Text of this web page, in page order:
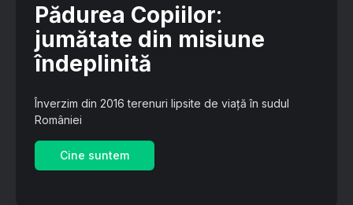
Pădurea Copiilor:
jumătate din misiune
îndeplinită
Înverzim din 2016 terenuri lipsite de viață în sudul
României
Cine suntem